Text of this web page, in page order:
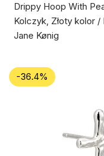
Drippy Hoop With
Kolczyk, Złoty kolor /
Jane Kønig
-36.4%